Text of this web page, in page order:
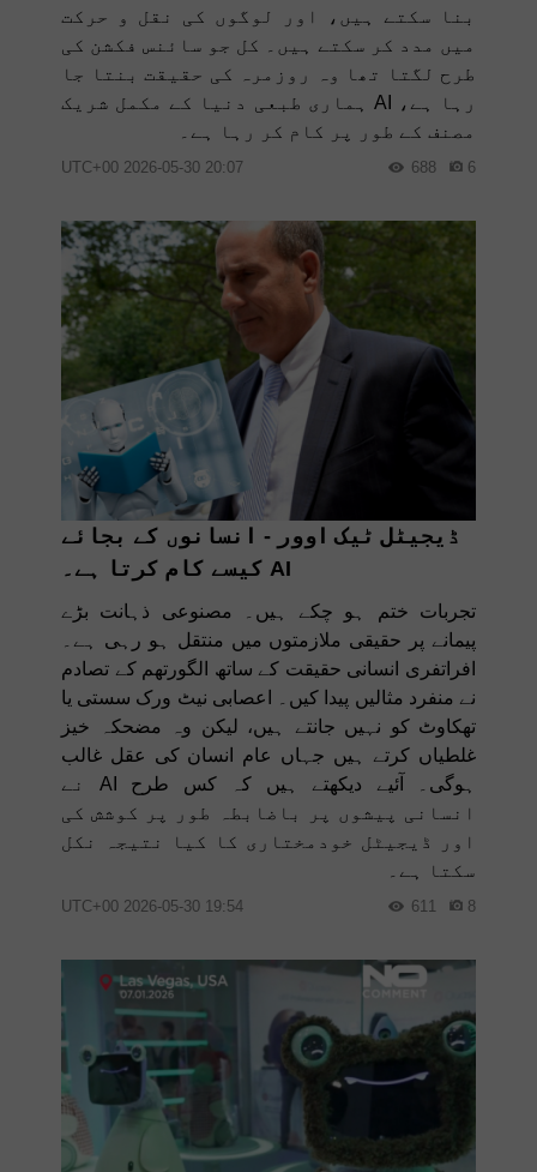
بنا سکتے ہیں، اور لوگوں کی نقل و حرکت
میں مدد کر سکتے ہیں۔ کل جو سائنس فکشن کی
طرح لگتا تھا وہ روزمرہ کی حقیقت بنتا جا
رہا ہے، AI ہماری طبعی دنیا کے مکمل شریک
مصنف کے طور پر کام کر رہا ہے۔
20:07 2026-05-30 UTC+00 6
688
ڈیجیٹل ٹیک اوور - انسانوں کے بجائے
AI کیسے کام کرتا ہے۔
تجربات ختم ہو چکے ہیں۔ مصنوعی ذہانت بڑے
پیمانے پر حقیقی ملازمتوں میں منتقل ہو رہی ہے۔
افراتفری انسانی حقیقت کے ساتھ الگورتھم کے تصادم
نے منفرد مثالیں پیدا کیں۔ اعصابی نیٹ ورک سستی یا
تھکاوٹ کو نہیں جانتے ہیں، لیکن وہ مضحکہ خیز
غلطیاں کرتے ہیں جہاں عام انسان کی عقل غالب
ہوگی۔ آئیے دیکھتے ہیں کہ کس طرح AI نے
انسانی پیشوں پر باضابطہ طور پر کوشش کی
اور ڈیجیٹل خودمختاری کا کیا نتیجہ نکل
سکتا ہے۔
19:54 2026-05-30 UTC+00 8
611